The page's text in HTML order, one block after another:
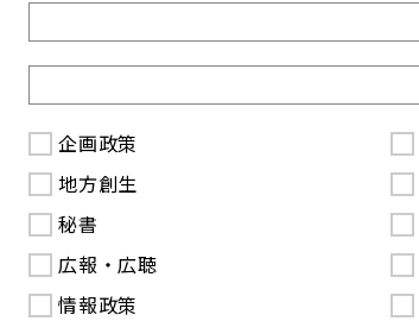
企画政策
地方創生
秘書
広報・広聴
情報政策